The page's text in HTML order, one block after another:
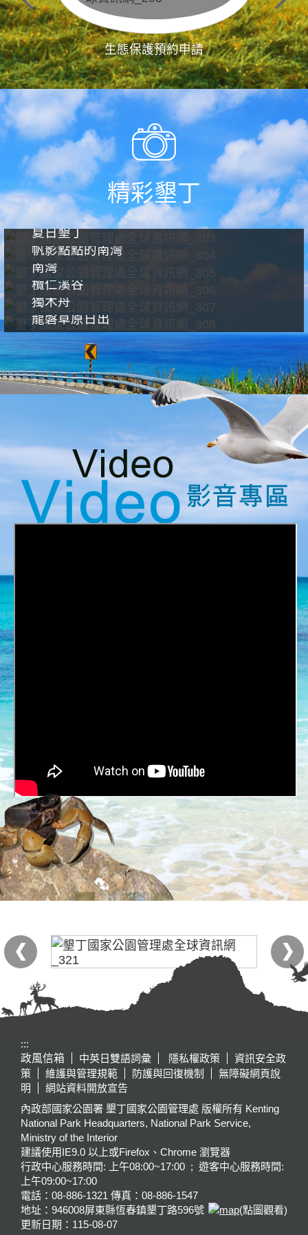
生態保護預約申請
精彩墾丁
夏日墾丁
帆影點點的南灣
南灣
欖仁溪谷
獨木舟
龍磐草原日出
:::
政風信箱
中英日雙語詞彙 隱私權政策
資訊安全政
策
維護與管理規範 防護與回復機制
無障礙網頁說
明
網站資料開放宣告
內政部國家公園署 墾丁國家公園管理處 版權所有 Kenting
National Park Headquarters, National Park Service,
Ministry of the Interior
建議使用IE9.0 以上或Firefox、Chrome 瀏覽器
行政中心服務時間: 上午08:00~17:00 ; 遊客中心服務時間:
上午09:00~17:00
電話：08-886-1321 傳真：08-886-1547
地址：946008屏東縣恆春鎮墾丁路596號
(點圖觀看)
更新日期： 115-08-07